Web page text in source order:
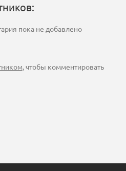
пока не добавлено
, чтобы комментировать